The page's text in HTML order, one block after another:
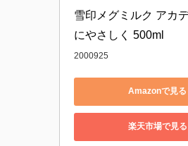
雪印メグミルク アカ
にやさしく 500ml
2000925
Amazonで見る
楽天市場で見る